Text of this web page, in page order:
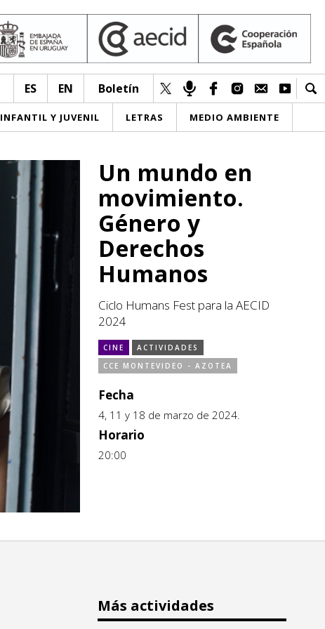
ES EN Boletín
INFANTIL Y JUVENIL LETRAS MEDIO AMBIENTE
Un mundo en
movimiento.
Género y
Derechos
Humanos
Ciclo Humans Fest para la AECID
2024
CINE
ACTIVIDADES
CCE MONTEVIDEO - AZOTEA
Fecha
4, 11 y 18 de marzo de 2024.
Horario
20:00
Más actividades